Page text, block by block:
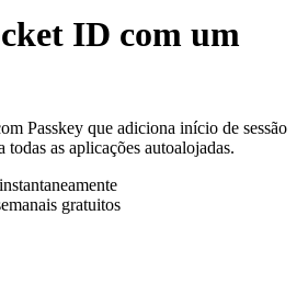
ID com um
Passkey que adiciona início de sessão
todas as aplicações autoalojadas.
gratuitos